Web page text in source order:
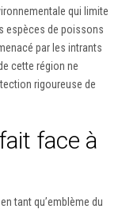
qui limite
espèces de poissons
par les intrants
cette région ne
rigoureuse de
face à
tant qu’emblème du